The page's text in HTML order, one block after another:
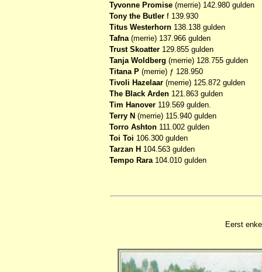
Tyvonne Promise (merrie) 142.980 gulden
Tony the Butler f 139.930
Titus Westerhorn 138.138 gulden
Tafna (merrie) 137.966 gulden
Trust Skoatter 129.855 gulden
Tanja Woldberg (merrie) 128.755 gulden
Titana P (merrie) ƒ 128.950
Tivoli Hazelaar (merrie) 125.872 gulden
The Black Arden 121.863 gulden
Tim Hanover 119.569 gulden.
Terry N (merrie) 115.940 gulden
Torro Ashton 111.002 gulden
Toi Toi 106.300 gulden
Tarzan H 104.563 gulden
Tempo Rara 104.010 gulden
Eerst